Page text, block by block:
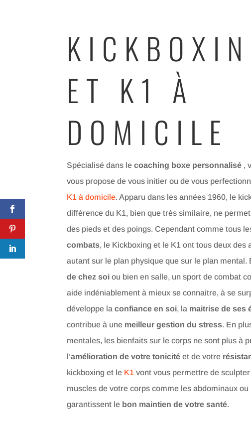
ET K1 À
DOMICILE
Spécialisé dans lecoaching boxe personnalisé ,
vous propose de vous initier ou de vous
K1 à domicile. Apparu dans les années 1960, le
différence du K1, bien que très similaire, ne
des pieds et des poings. Cependant comme tous
combats, le Kickboxing et le K1 ont tous deux des
autant sur le plan physique que sur le plan mental.
de chez soi ou bien en salle, un sport de combat
aide indéniablement à mieux se connaitre, à se
développe laconfiance en soi, la maitrise de ses
contribue à une meilleur gestion du stress. En
mentales, les bienfaits sur le corps ne sont plus à
l’amélioration de votre tonicité et de votre
kickboxing et le K1 vont vous permettre de
muscles de votre corps comme les abdominaux
garantissent le bon maintien de votre santé.